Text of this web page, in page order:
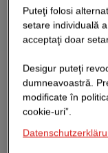
Puteţi folosi
setare individuală
acceptaţi doar
Desigur puteţi
dumneavoastră.
modificate în
cookie-uri”.